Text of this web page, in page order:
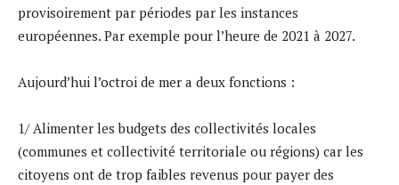
provisoirement par périodes par les instances
européennes. Par exemple pour l’heure de 2021 à 2027.
Aujourd’hui l’octroi de mer a deux fonctions :
1/ Alimenter les budgets des collectivités locales
(communes et collectivité territoriale ou régions) car les
citoyens ont de trop faibles revenus pour payer des